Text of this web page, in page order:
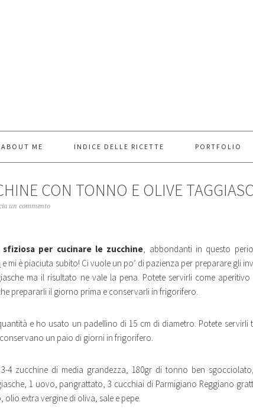
ABOUT ME INDICE DELLE RICETTE PORTFOLIO
CON TONNO E OLIVE
un commento
sfiziosa per cucinare le zucchine, abbondanti in questo
e mi è piaciuta subito! Ci vuole un po’ di pazienza per preparare gli
ma il risultato ne vale la pena. Potete servirli come
prepararli il giorno prima e conservarli in frigorifero.
e ho usato un padellino di 15 cm di diametro. Potete servirli
un paio di giorni in frigorifero.
4 zucchine di media grandezza, 180gr di tonno ben
1 uovo, pangrattato, 3 cucchiai di Parmigiano Reggiano
extra vergine di oliva, sale e pepe.